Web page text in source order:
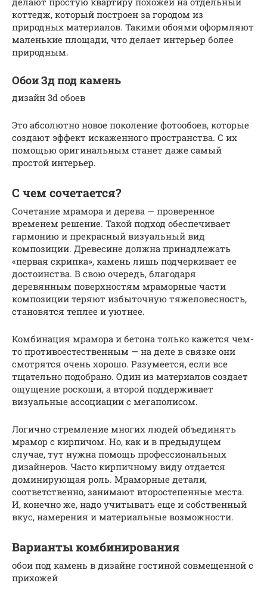
коттедж, который построен за городом из
природных материалов. Такими обоями оформляют
маленькие площади, что делает интерьер более
природным.
Обои Зд под камень
дизайн 3d обоев
Это абсолютно новое поколение фотообоев, которые
создают эффект искаженного пространства. С их
помощью оригинальным станет даже самый
простой интерьер.
С чем сочетается?
Сочетание мрамора и дерева — проверенное
временем решение. Такой подход обеспечивает
гармонию и прекрасный визуальный вид
композиции. Древесине должна принадлежать
«первая скрипка», камень лишь подчеркивает ее
достоинства. В свою очередь, благодаря
деревянным поверхностям мраморные части
композиции теряют избыточную тяжеловесность,
становятся теплее и уютнее.
Комбинация мрамора и бетона только кажется чем-
то противоестественным — на деле в связке они
смотрятся очень хорошо. Разумеется, если все
тщательно подобрано. Один из материалов создает
ощущение роскоши, а второй поддерживает
визуальные ассоциации с мегаполисом.
Логично стремление многих людей объединять
мрамор с кирпичом. Но, как и в предыдущем
случае, тут нужна помощь профессиональных
дизайнеров. Часто кирпичному виду отдается
доминирующая роль. Мраморные детали,
соответственно, занимают второстепенные места.
И, конечно же, надо учитывать еще и собственный
вкус, намерения и материальные возможности.
Варианты комбинирования
обои под камень в дизайне гостиной совмещенной с
прихожей